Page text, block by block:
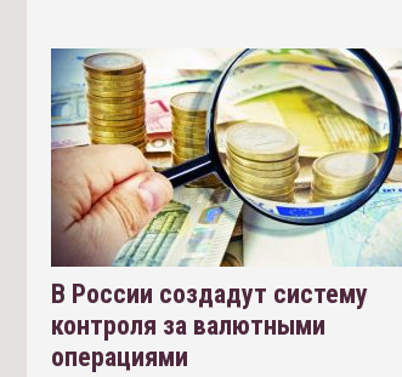
В России создадут систему
контроля за валютными
операциями